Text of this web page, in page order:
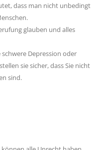
dass man nicht unbedingt
glauben und alles
schwere Depression oder
sie sicher, dass Sie nicht
sind.